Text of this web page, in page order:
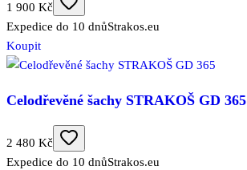
1 900 Kč
Expedice do 10 dnůStrakos.eu
Koupit
Celodřevěné šachy STRAKOŠ GD 365
2 480 Kč
Expedice do 10 dnůStrakos.eu